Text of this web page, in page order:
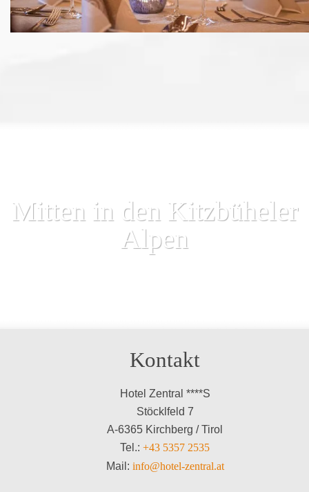
Mitten in den Kitzbüheler
Alpen
Kontakt
Hotel Zentral ****S
Stöcklfeld 7
A-6365 Kirchberg / Tirol
Tel.: +43 5357 2535
Mail: info@hotel-zentral.at